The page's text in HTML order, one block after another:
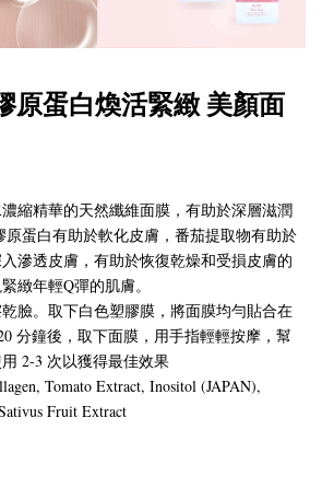
原蛋白煥活緊緻 美顏面
縮精華的天然纖維面膜，有助於深層滋潤
蛋白有助於軟化皮膚，番茄提取物有助於
滲透皮膚，有助於恢復乾燥和受損皮膚的
緻年輕Q彈的肌膚。
臉。取下白色塑膠膜，將面膜均勻貼合在
分鐘後，取下面膜，用手指輕輕按摩，幫
2-3 次以獲得最佳效果
Tomato Extract, Inositol (JAPAN),
Fruit Extract